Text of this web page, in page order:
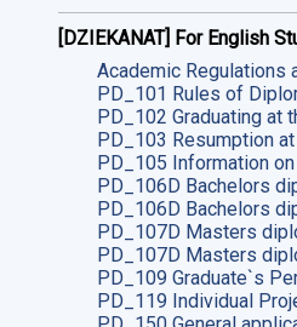
[DZIEKANAT] For English
Academic Regulations
PD_101 Rules of
PD_102 Graduating at
PD_103 Resumption
PD_105 Information
PD_106D Bachelors
PD_106D Bachelors
PD_107D Masters
PD_107D Masters
PD_109 Graduate`s
PD_119 Individual